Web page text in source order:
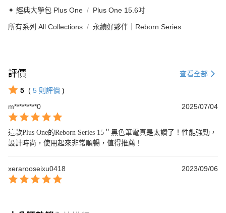
✦ 經典大學包 Plus One Plus One 15.6吋
所有系列 All Collections 永續好夥伴｜Reborn Series
評價 查看全部
5 ( 5 則評價 )
m*********0
2025/07/04
這款Plus One的Reborn Series 15＂黑色筆電真是太讚了！性能強勁，
設計時尚，使用起來非常順暢，值得推薦！
xerarooseixu0418 2023/09/06